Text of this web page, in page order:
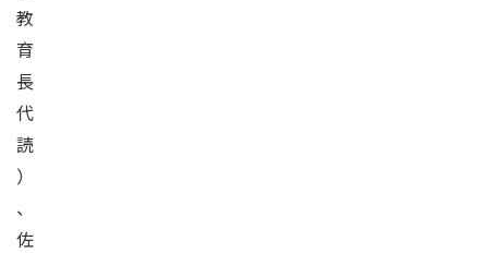
教
育
長
代
読
）
、
佐